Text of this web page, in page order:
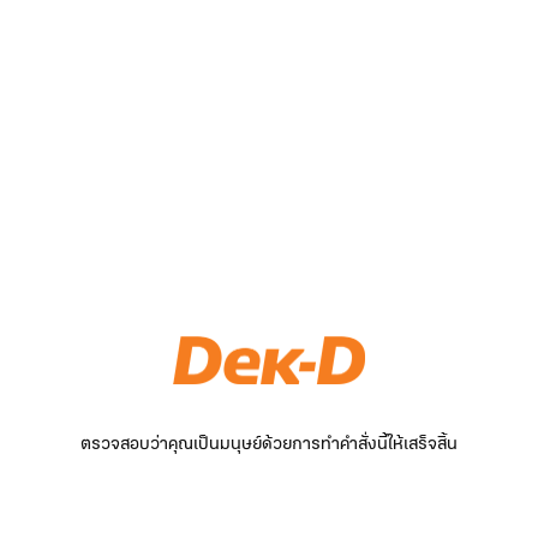
ตรวจสอบว่าคุณเป็นมนุษย์ด้วยการทำคำสั่งนี้ให้เสร็จสิ้น